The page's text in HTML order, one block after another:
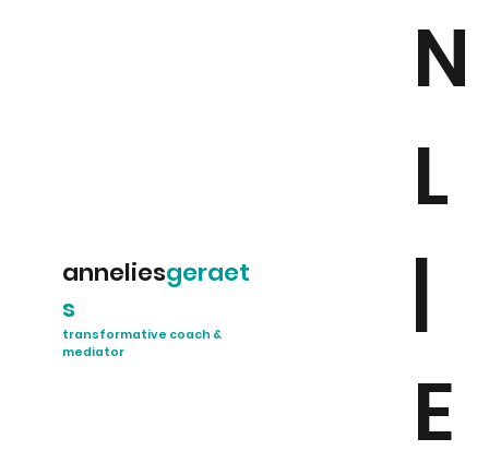
anneliesgeraet
s
transformative coach &
mediator
N
L
|
E